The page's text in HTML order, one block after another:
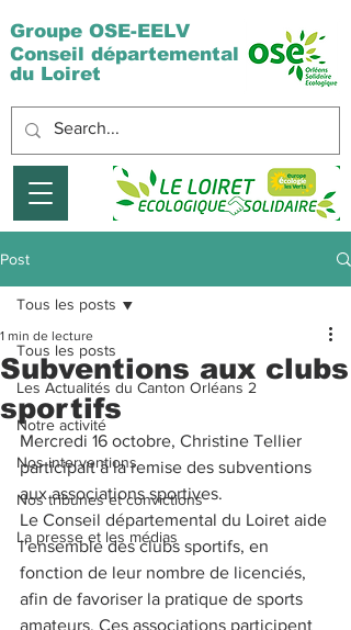
Groupe OSE-EELV
Conseil départemental
du Loiret
Post
Tous les posts
Les Actualités du Canton Orléans 2
Notre activité
Nos interventions
Nos tribunes et convictions
La presse et les médias
Tous les posts
Subventions aux clubs
sportifs
1 min de lecture
Mercredi 16 octobre, Christine Tellier
participait à la remise des subventions
aux associations sportives.
Le Conseil départemental du Loiret aide
l'ensemble des clubs sportifs, en
fonction de leur nombre de licenciés,
afin de favoriser la pratique de sports
amateurs. Ces associations participent